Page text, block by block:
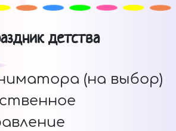
детства
(на выбор)